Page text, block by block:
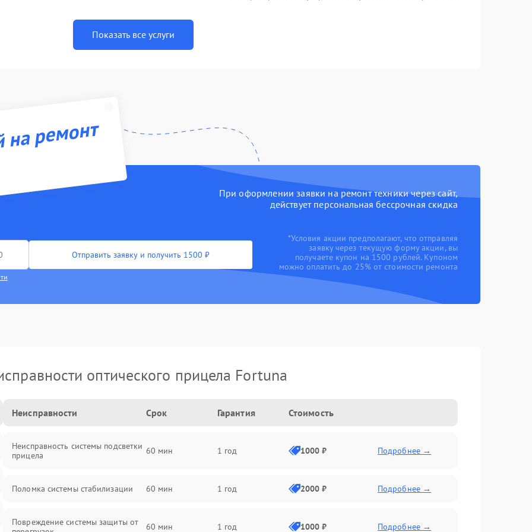
Показать все услуги
ремонт
При оформлении заявки на ремонт техники через сайт,
действует персональная бессрочная скидка
Отправить заявку и получить 1500 ₽
*Условия акции предполагают, что отправляя
заявку через текущую форму акции, вы
получаете купон на 1500 рублей. Купоном
можно оплатить до 25% от стоимости ремонта
оптического прицела Fortuna
Неисправности Срок Гарантия Стоимость
Неисправность системы подсветки
прицела
60 мин 1 год 1000 ₽ Подробнее →
Поломка системы стабилизации 60 мин 1 год 2000 ₽ Подробнее →
Повреждение системы защиты от
60 мин 1 год 1000 ₽ Подробнее →